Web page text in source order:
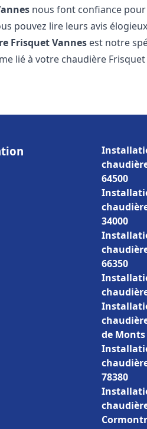
nous font confiance
pouvez lire leurs avis
FrisquetVannes est notre
lié à votre chaudière
64500
34000
66350
de Monts
78380